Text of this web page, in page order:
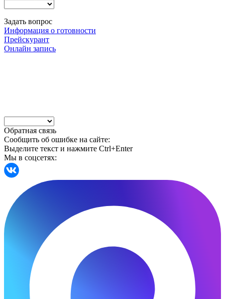
Задать вопрос
Информация о готовности
Прейскурант
Онлайн запись
Обратная связь
Сообщить об ошибке на сайте:
Выделите текст и нажмите Ctrl+Enter
Мы в соцсетях: